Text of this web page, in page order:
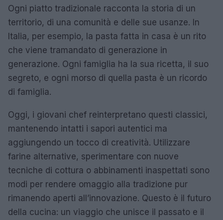
Ogni piatto tradizionale racconta la storia di un
territorio, di una comunità e delle sue usanze. In
Italia, per esempio, la pasta fatta in casa è un rito
che viene tramandato di generazione in
generazione. Ogni famiglia ha la sua ricetta, il suo
segreto, e ogni morso di quella pasta è un ricordo
di famiglia.
Oggi, i giovani chef reinterpretano questi classici,
mantenendo intatti i sapori autentici ma
aggiungendo un tocco di creatività. Utilizzare
farine alternative, sperimentare con nuove
tecniche di cottura o abbinamenti inaspettati sono
modi per rendere omaggio alla tradizione pur
rimanendo aperti all’innovazione. Questo è il futuro
della cucina: un viaggio che unisce il passato e il